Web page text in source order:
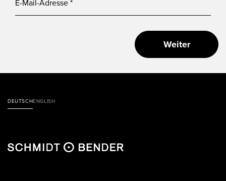
DEUTSCHENGLISH
Weiter